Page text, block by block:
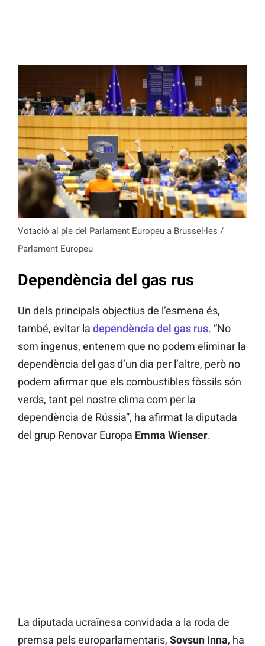
Votació al ple del Parlament Europeu a Brussel·les /
Parlament Europeu
Dependència del gas rus
Un dels principals objectius de l’esmena és,
també, evitar la dependència del gas rus. “No
som ingenus, entenem que no podem eliminar la
dependència del gas d’un dia per l’altre, però no
podem afirmar que els combustibles fòssils són
verds, tant pel nostre clima com per la
dependència de Rússia”, ha afirmat la diputada
del grup Renovar Europa Emma Wienser.
La diputada ucraïnesa convidada a la roda de
premsa pels europarlamentaris, Sovsun Inna, ha